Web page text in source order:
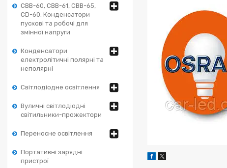
CBB-60, CBB-61, CBB-65,
CD-60. Конденсатори
пускові та робочі для
змінної напруги
Конденсатори
електролітичні полярні та
неполярні
Світлодіодне освітлення
Вуличні світлодіодні
світильники-прожектори
Переносне освітлення
Портативні зарядні
пристрої